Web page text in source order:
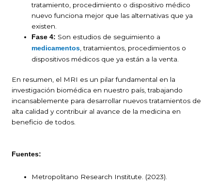
tratamiento, procedimiento o dispositivo médico
nuevo funciona mejor que las alternativas que ya
existen.
Fase 4: Son estudios de seguimiento a
medicamentos , tratamientos, procedimientos o
dispositivos médicos que ya están a la venta.
En resumen, el MRI es un pilar fundamental en la
investigación biomédica en nuestro país, trabajando
incansablemente para desarrollar nuevos tratamientos de
alta calidad y contribuir al avance de la medicina en
beneficio de todos.
Fuentes:
Metropolitano Research Institute. (2023).